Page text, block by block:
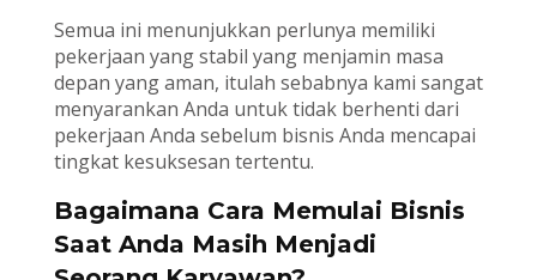
Semua ini menunjukkan perlunya memiliki
pekerjaan yang stabil yang menjamin masa
depan yang aman, itulah sebabnya kami sangat
menyarankan Anda untuk tidak berhenti dari
pekerjaan Anda sebelum bisnis Anda mencapai
tingkat kesuksesan tertentu.
Bagaimana Cara Memulai Bisnis
Saat Anda Masih Menjadi